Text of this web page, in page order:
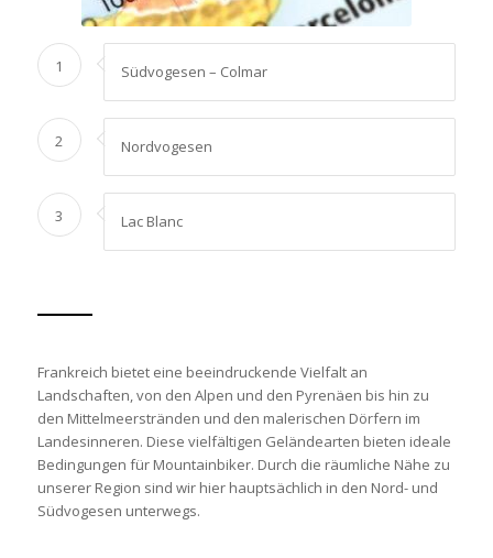
1 Südvogesen – Colmar
2 Nordvogesen
3 Lac Blanc
Frankreich bietet eine beeindruckende Vielfalt an
Landschaften, von den Alpen und den Pyrenäen bis hin zu
den Mittelmeerstränden und den malerischen Dörfern im
Landesinneren. Diese vielfältigen Geländearten bieten ideale
Bedingungen für Mountainbiker. Durch die räumliche Nähe zu
unserer Region sind wir hier hauptsächlich in den Nord- und
Südvogesen unterwegs.